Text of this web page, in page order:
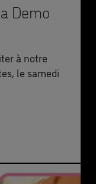
Demo
à notre
le samedi